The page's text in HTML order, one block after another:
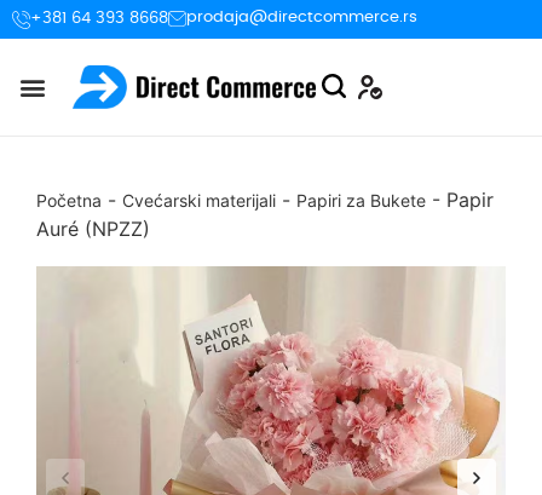
+381 64 393 8668 prodaja@directcommerce.rs
Početna - Cvećarski materijali - Papiri za Bukete - Papir
Auré (NPZZ)